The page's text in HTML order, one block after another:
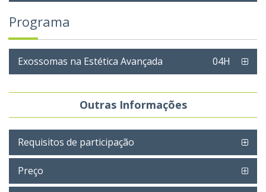
Programa
Exossomas na Estética Avançada 04H
Outras Informações
Requisitos de participação
Preço